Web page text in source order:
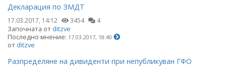
Декларация по ЗМДТ
17.03.2017, 14:12 3454 4
Започната от ditzve
Последно мнение: 17.03.2017, 18:40
от ditzve
Разпределяне на дивиденти при непубликуван ГФО